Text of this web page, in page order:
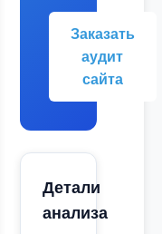
Заказать
аудит
сайта
Детали
анализа